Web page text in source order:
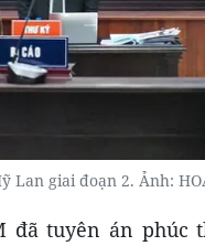
giai đoạn 2. Ảnh:
đã tuyên án